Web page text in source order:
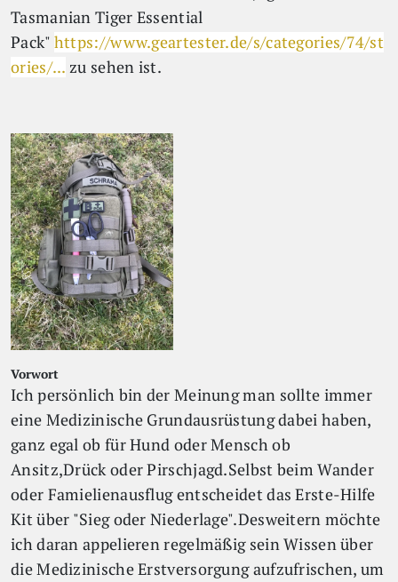
Tasmanian Tiger Essential
Pack" https://www.geartester.de/s/categories/74/st
ories/... zu sehen ist.
Vorwort
Ich persönlich bin der Meinung man sollte immer
eine Medizinische Grundausrüstung dabei haben,
ganz egal ob für Hund oder Mensch ob
Ansitz,Drück oder Pirschjagd.Selbst beim Wander
oder Famielienausflug entscheidet das Erste-Hilfe
Kit über "Sieg oder Niederlage".Desweitern möchte
ich daran appelieren regelmäßig sein Wissen über
die Medizinische Erstversorgung aufzufrischen, um